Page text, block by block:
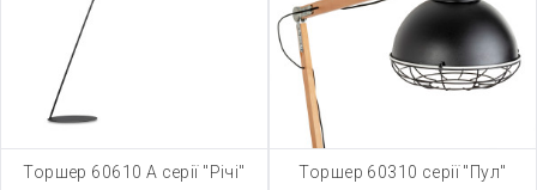
Торшер 60610 А серії "Річі" Торшер 60310 серії "Пул"